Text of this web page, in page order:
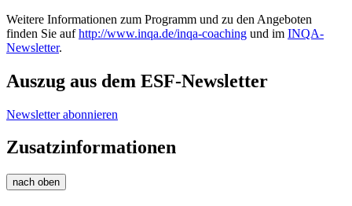
Weitere Informationen zum Programm und zu den Angeboten
finden Sie aufhttp://www.inqa.de/inqa-coaching und im INQA-
Newsletter.
Auszug aus dem ESF-Newsletter
Newsletter abonnieren
Zusatzinformationen
nach oben